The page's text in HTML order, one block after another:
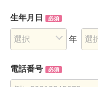
生年月日 必須
年
電話番号 必須